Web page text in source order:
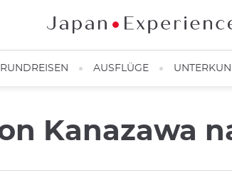
RUNDREISEN AUSFLÜGE
Kanazawa